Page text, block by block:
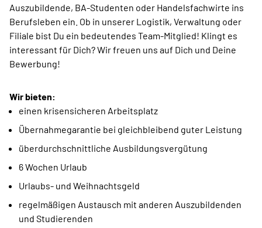
Auszubildende, BA-Studenten oder Handelsfachwirte ins
Berufsleben ein. Ob in unserer Logistik, Verwaltung oder
Filiale bist Du ein bedeutendes Team-Mitglied! Klingt es
interessant für Dich? Wir freuen uns auf Dich und Deine
Bewerbung!
Wir bieten:
einen krisensicheren Arbeitsplatz
Übernahmegarantie bei gleichbleibend guter Leistung
überdurchschnittliche Ausbildungsvergütung
6 Wochen Urlaub
Urlaubs- und Weihnachtsgeld
regelmäßigen Austausch mit anderen Auszubildenden
und Studierenden